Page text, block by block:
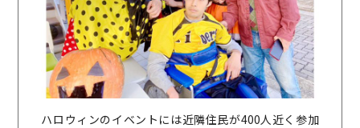
ハロウィンのイベントには近隣住民が400人近く参加